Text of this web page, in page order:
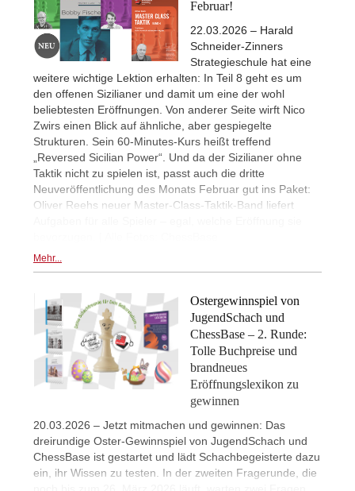
Februar!
22.03.2026 – Harald
Schneider-Zinners
Strategieschule hat eine
weitere wichtige Lektion erhalten: In Teil 8 geht es um
den offenen Sizilianer und damit um eine der wohl
beliebtesten Eröffnungen. Von anderer Seite wirft Nico
Zwirs einen Blick auf ähnliche, aber gespiegelte
Strukturen. Sein 60-Minutes-Kurs heißt treffend
„Reversed Sicilian Power“. Und da der Sizilianer ohne
Taktik nicht zu spielen ist, passt auch die dritte
Neuveröffentlichung des Monats Februar gut ins Paket:
Oliver Reehs neuer Master-Class-Taktik-Band liefert
Mehr...
Ostergewinnspiel von
JugendSchach und
ChessBase – 2. Runde:
Tolle Buchpreise und
brandneues
Eröffnungslexikon zu
gewinnen
20.03.2026 – Jetzt mitmachen und gewinnen: Das
dreirundige Oster-Gewinnspiel von JugendSchach und
ChessBase ist gestartet und lädt Schachbegeisterte dazu
ein, ihr Wissen zu testen. In der zweiten Fragerunde, die